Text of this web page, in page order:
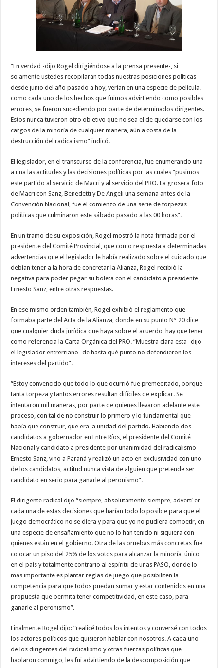
“En verdad -dijo Rogel dirigiéndose a la prensa presente-, si
solamente ustedes recopilaran todas nuestras posiciones políticas
desde junio del año pasado a hoy, verían en una especie de película,
como cada uno de los hechos que fuimos advirtiendo como posibles
errores, se fueron sucediendo por parte de determinados dirigentes.
Estos nunca tuvieron otro objetivo que no sea el de quedarse con los
cargos de la minoría de cualquier manera, aún a costa de la
destrucción del radicalismo” indicó.
El legislador, en el transcurso de la conferencia, fue enumerando una
a una las actitudes y las decisiones políticas por las cuales “pusimos
este partido al servicio de Macri y al servicio del PRO. La grosera foto
de Macri con Sanz, Benedetti y De Angeli una semana antes de la
Convención Nacional, fue el comienzo de una serie de torpezas
políticas que culminaron este sábado pasado a las 00 horas”.
En un tramo de su exposición, Rogel mostró la nota firmada por el
presidente del Comité Provincial, que como respuesta a determinadas
advertencias que el legislador le había realizado sobre el cuidado que
debían tener a la hora de concretar la Alianza, Rogel recibió la
negativa para poder pegar su boleta con el candidato a presidente
Ernesto Sanz, entre otras respuestas.
En ese mismo orden también, Rogel exhibió el reglamento que
formaba parte del Acta de la Alianza, donde en su punto N° 20 dice
que cualquier duda jurídica que haya sobre el acuerdo, hay que tener
como referencia la Carta Orgánica del PRO. “Muestra clara esta -dijo
el legislador entrerriano- de hasta qué punto no defendieron los
intereses del partido”.
“Estoy convencido que todo lo que ocurrió fue premeditado, porque
tanta torpeza y tantos errores resultan difíciles de explicar. Se
intentaron mil maneras, por parte de quienes llevaron adelante este
proceso, con tal de no construir lo primero y lo fundamental que
había que construir, que era la unidad del partido. Habiendo dos
candidatos a gobernador en Entre Ríos, el presidente del Comité
Nacional y candidato a presidente por unanimidad del radicalismo
Ernesto Sanz, vino a Paraná y realizó un acto en exclusividad con uno
de los candidatos, actitud nunca vista de alguien que pretende ser
candidato en serio para ganarle al peronismo”.
El dirigente radical dijo “siempre, absolutamente siempre, advertí en
cada una de estas decisiones que harían todo lo posible para que el
juego democrático no se diera y para que yo no pudiera competir, en
una especie de ensañamiento que no lo han tenido ni siquiera con
quienes están en el gobierno. Otra de las pruebas más concretas fue
colocar un piso del 25% de los votos para alcanzar la minoría, único
en el país y totalmente contrario al espíritu de unas PASO, donde lo
más importante es plantar reglas de juego que posibiliten la
competencia para que todos puedan sumar y estar contenidos en una
propuesta que permita tener competitividad, en este caso, para
ganarle al peronismo”.
Finalmente Rogel dijo: “realicé todos los intentos y conversé con todos
los actores políticos que quisieron hablar con nosotros. A cada uno
de los dirigentes del radicalismo y otras fuerzas políticas que
hablaron conmigo, les fui advirtiendo de la descomposición que